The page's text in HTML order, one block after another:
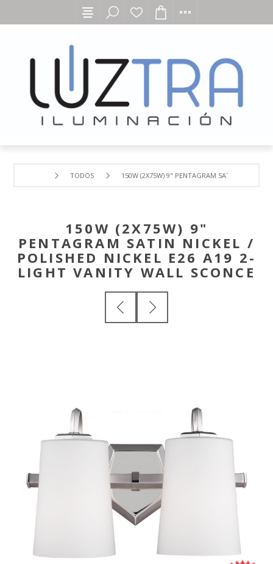
TODOS 150W (2X75W) 9" PENTAGRAM SATIN NICKEL /
150W (2X75W) 9"
PENTAGRAM SATIN NICKEL /
POLISHED NICKEL E26 A19 2-
LIGHT VANITY WALL SCONCE